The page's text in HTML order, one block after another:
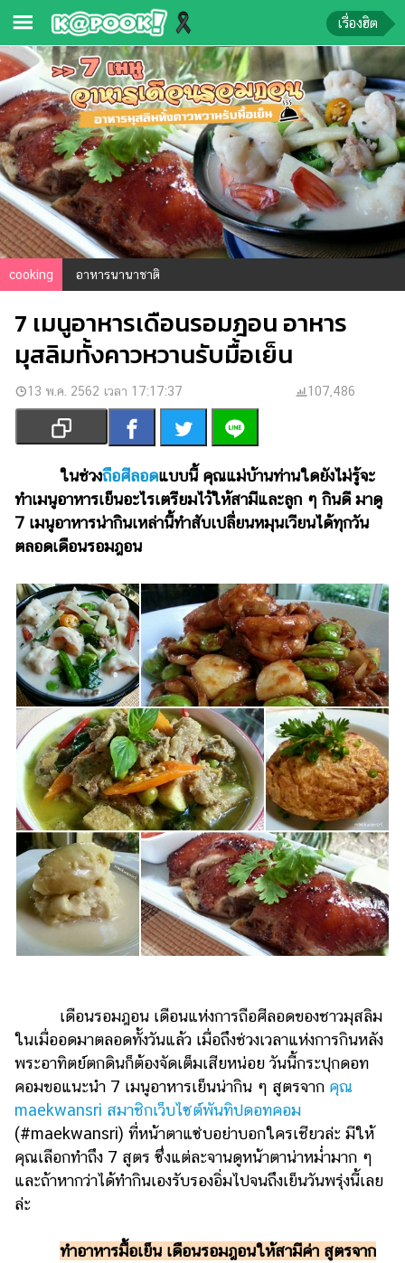
ข่าว-
ความ
รู้
ข่าว
ข่าว
บันเทิง
ตรวจ
หวย
ผล
บอล
สด
การ
เงิน
การ
ศึกษา
บันเทิง
รูปภาพ
ดู
หนัง
Music
Station
ละคร
บันเทิง
เกาหลี
ไลฟ์
ไตล์
ดูด
วง
ผู้
หญิง
ท่อง
เที่ยว
สูตร
อาหาร
ง่ายๆ
ช้อป
ปิ้ง
รถยนต์
เรื่องฮิต
cooking อาหารนานาชาติ
7 เมนูอาหารเดือนรอมฎอน อาหาร
มุสลิมทั้งคาวหวานรับมื้อเย็น
13 พ.ค. 2562 เวลา 17:17:37 107,486
ในช่วงถือศีลอดแบบนี้ คุณแม่บ้านท่านใดยังไม่รู้จะ
ทำเมนูอาหารเย็นอะไรเตรียมไว้ให้สามีและลูก ๆ กินดี มาดู
7 เมนูอาหารน่ากินเหล่านี้ทำสับเปลี่ยนหมุนเวียนได้ทุกวัน
ตลอดเดือนรอมฎอน
เดือนรอมฎอน เดือนแห่งการถือศีลอดของชาวมุสลิม
ในเมื่ออดมาตลอดทั้งวันแล้ว เมื่อถึงช่วงเวลาแห่งการกินหลัง
พระอาทิตย์ตกดินก็ต้องจัดเต็มเสียหน่อย วันนี้กระปุกดอท
คอมขอแนะนำ 7 เมนูอาหารเย็นน่ากิน ๆ สูตรจาก คุณ
maekwansri สมาชิกเว็บไซต์พันทิปดอทคอม
(#maekwansri) ที่หน้าตาแซ่บอย่าบอกใครเชียวล่ะ มีให้
คุณเลือกทำถึง 7 สูตร ซึ่งแต่ละจานดูหน้าตาน่าหม่ำมาก ๆ
และถ้าหากว่าได้ทำกินเองรับรองอิ่มไปจนถึงเย็นวันพรุ่งนี้เลย
ล่ะ
ทำอาหารมื้อเย็น เดือนรอมฎอนให้สามีค่า สูตรจาก